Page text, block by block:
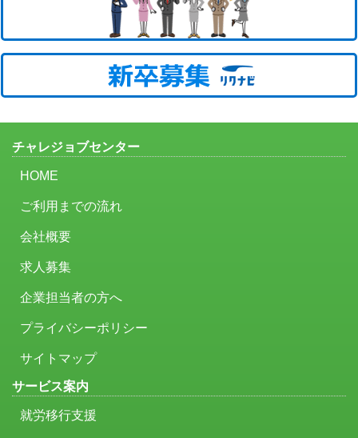
チャレジョブセンター
HOME
ご利用までの流れ
会社概要
求人募集
企業担当者の方へ
プライバシーポリシー
サイトマップ
サービス案内
就労移行支援